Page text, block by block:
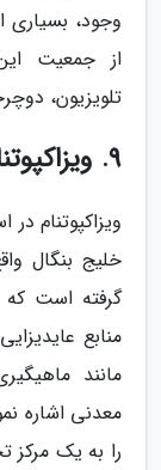
از جمعیت
تلویزیون،
9. ویزاکپوتنام
ویزاکپوتنام
خلیج بنگال
گرفته است
منابع
مانند
معدنی اشاره
را به یک مرکز